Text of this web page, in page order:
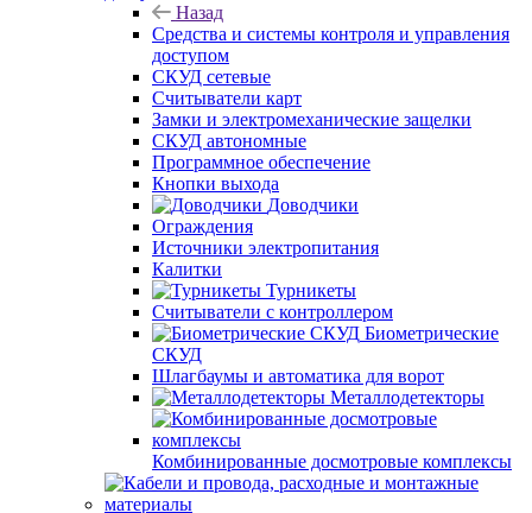
Назад
Средства и системы контроля и управления
доступом
СКУД сетевые
Считыватели карт
Замки и электромеханические защелки
СКУД автономные
Программное обеспечение
Кнопки выхода
Доводчики
Ограждения
Источники электропитания
Калитки
Турникеты
Считыватели с контроллером
Биометрические
СКУД
Шлагбаумы и автоматика для ворот
Металлодетекторы
Комбинированные досмотровые комплексы